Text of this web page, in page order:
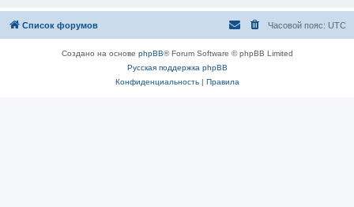
Список форумов Часовой пояс: UTC
Создано на основе phpBB® Forum Software © phpBB Limited
Русская поддержка phpBB
Конфиденциальность| Правила